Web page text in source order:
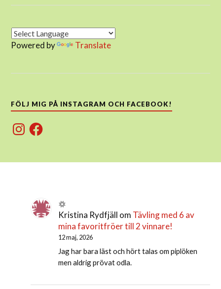
Powered by Translate
FÖLJ MIG PÅ INSTAGRAM OCH FACEBOOK!
InstagramFacebook
Kristina Rydfjäll om Tävling med 6 av
mina favoritfröer till 2 vinnare!
12 maj, 2026
Jag har bara läst och hört talas om piplöken
men aldrig prövat odla.